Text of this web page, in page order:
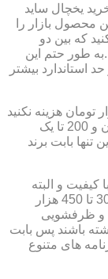
یخچال ساید
محصول بازار را
که بین دو
طور حتم این
استاندارد بیشتر
اجاق گازهای داخلی بیشتر از 750 هزار تومان هزینه نکنید
اما مدل های وارداتی به درد بخور را از یک میلیون و 200 تا یک
این تنها بابت برند
کیفیت و البته
مخزن دار را انتخاب کنید به راحتی مدل دهای 300 تا 450 هزار
و ظرفشویی
باشند پس بابت
های متنوع